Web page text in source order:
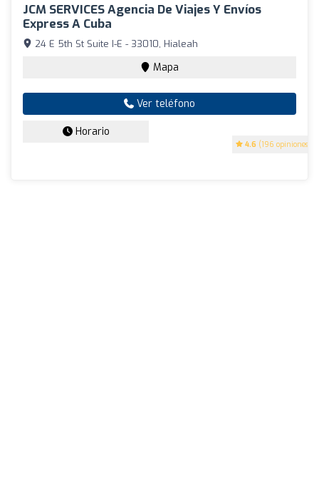
JCM SERVICES Agencia De Viajes Y Envíos
Express A Cuba
4.6 (196 opiniones)
24 E 5th St Suite I-E - 33010, Hialeah
Mapa
Ver teléfono
Horario